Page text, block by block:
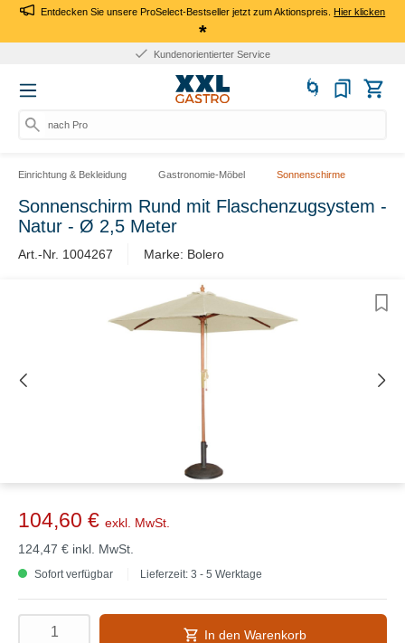
Entdecken Sie unsere ProSelect-Bestseller jetzt zum Aktionspreis.Hier klicken
*
Kundenorientierter Service
nach Produ
Einrichtung & Bekleidung Gastronomie-Möbel Sonnenschirme
Sonnenschirm Rund mit Flaschenzugsystem -
Natur - Ø 2,5 Meter
Art.-Nr. 1004267 Marke: Bolero
104,60 € exkl. MwSt.
124,47 € inkl. MwSt.
Sofort verfügbar Lieferzeit: 3 - 5 Werktage
In den Warenkorb